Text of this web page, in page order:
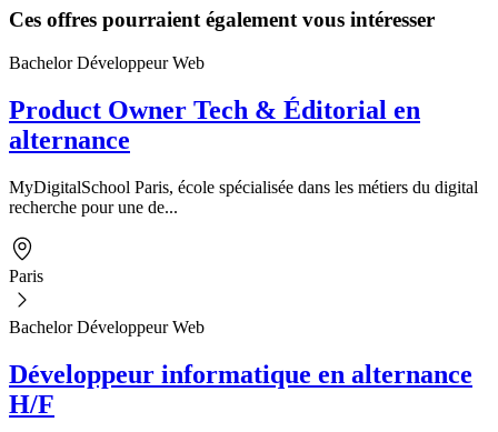
Ces offres pourraient également vous intéresser
Bachelor Développeur Web
Product Owner Tech & Éditorial en
alternance
MyDigitalSchool Paris, école spécialisée dans les métiers du digital
recherche pour une de...
Paris
Bachelor Développeur Web
Développeur informatique en alternance
H/F